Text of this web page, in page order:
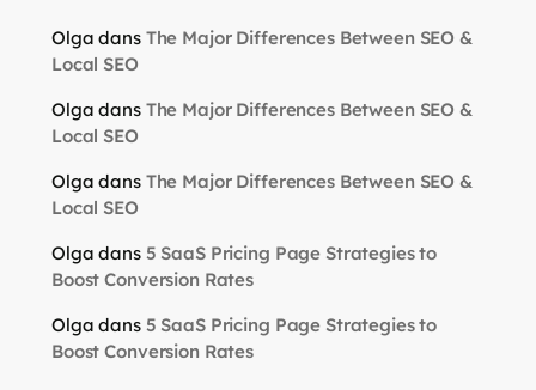
Olga dans The Major Differences Between SEO &
Local SEO
Olga dans The Major Differences Between SEO &
Local SEO
Olga dans The Major Differences Between SEO &
Local SEO
Olga dans 5 SaaS Pricing Page Strategies to
Boost Conversion Rates
Olga dans 5 SaaS Pricing Page Strategies to
Boost Conversion Rates